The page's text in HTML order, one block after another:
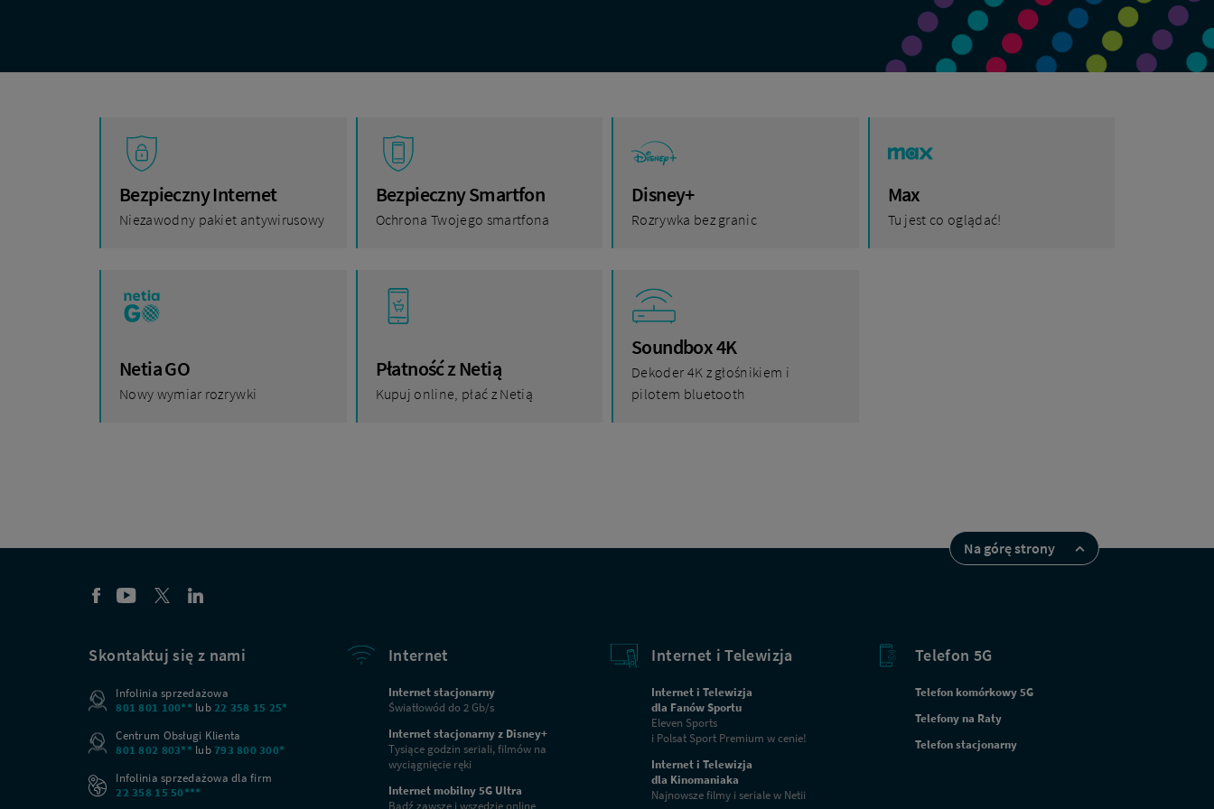
Bezpieczny Internet
Niezawodny pakiet antywirusowy
Bezpieczny Smartfon
Ochrona Twojego smartfona
Disney+
Rozrywka bez granic
Max
Tu jest co oglądać!
Netia GO
Nowy wymiar rozrywki
Płatność z Netią
Kupuj online, płać z Netią
Soundbox 4K
Dekoder 4K z głośnikiem i
pilotem bluetooth
Na górę strony
Skontaktuj się z nami
Infolinia sprzedażowa
801 801 100** lub 22 358 15 25*
Centrum Obsługi Klienta
801 802 803** lub793 800 300*
Infolinia sprzedażowa dla firm
22 358 15 50***
Internet
Internet stacjonarny
Światłowód do 2 Gb/s
Internet stacjonarny z Disney+
Tysiące godzin seriali, filmów na
wyciągnięcie ręki
Internet mobilny 5G Ultra
Bądź zawsze i wszędzie online
Internet i Telewizja
Internet i Telewizja
dla Fanów Sportu
Eleven Sports
i Polsat Sport Premium w cenie!
Internet i Telewizja
dla Kinomaniaka
Najnowsze filmy i seriale w Netii
Telefon 5G
Telefon komórkowy 5G
Telefony na Raty
Telefon stacjonarny